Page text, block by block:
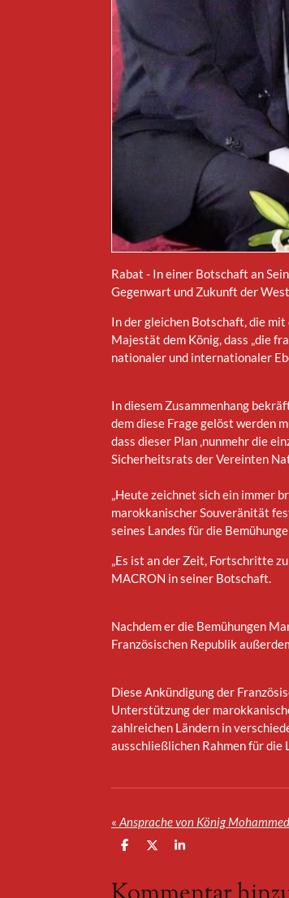
Rabat - In einer Botschaft an
Gegenwart und Zukunft der
In der gleichen Botschaft, die
Majestät dem König, dass „die
nationaler und internationaler
In diesem Zusammenhang
dem diese Frage gelöst werden
dass dieser Plan ‚nunmehr die
Sicherheitsrats der Vereinten
„Heute zeichnet sich ein immer
marokkanischer Souveränität
seines Landes für die
„Es ist an der Zeit, Fortschritte
MACRON in seiner Botschaft.
Nachdem er die Bemühungen
Französischen Republik
Diese Ankündigung der
Unterstützung der
zahlreichen Ländern in
ausschließlichen Rahmen für
«
T
l
T
T